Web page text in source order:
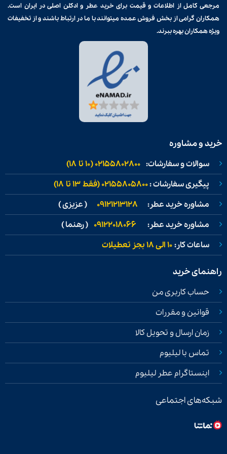
مرجعی کامل از اطلاعات و قیمت برایخرید عطر و ادکلن اصلی در ایران است.
همکاران گرامی از بخش فروش عمده میتوانند با ما در ارتباط باشند و از تخفیفات
ویژه همکاران بهره ببرند.
خرید و مشاوره
سوالات و سفارشات: 02155802800 (۱۰ تا ۱۸)
پیگیری سفارشات :02155805800 (فقط ۱۳ تا ۱۸)
مشاوره خرید عطر: 09121213128 ( عزیزی )
مشاوره خرید عطر: 09122018066 ( رهنما )
ساعات کار:۱۰ الی ۱۸ بجز تعطیلات
راهنمای خرید
حساب کاربری من
قوانین و مقررات
زمان ارسال و تحویل کالا
تماس با لیلیوم
اینستاگرام عطر لیلیوم
شبکه‌های اجتماعی